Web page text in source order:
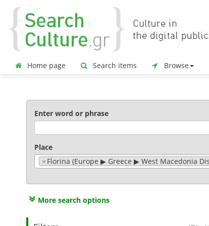
Home page Search items Browse
Enter word or phrase
Place
× Florina (Europe ▶ Greece ▶ West Macedonia
More search options